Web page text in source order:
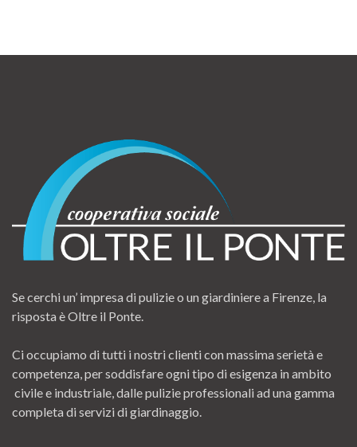
Se cerchi un’ impresa di pulizie o un giardiniere a Firenze, la
risposta è Oltre il Ponte.
Ci occupiamo di tutti i nostri clienti con massima serietà e
competenza, per soddisfare ogni tipo di esigenza in ambito
civile e industriale, dalle pulizie professionali ad una gamma
completa di servizi di giardinaggio.